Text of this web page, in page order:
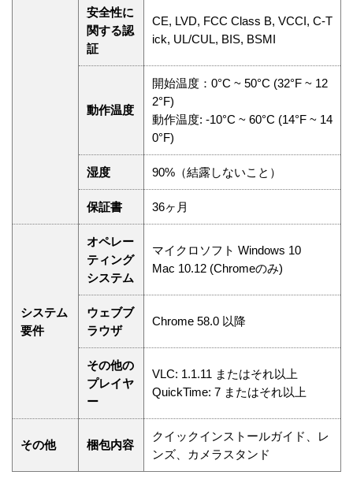
安全性に
関する認
証
CE, LVD, FCC Class B, VCCI, C-T
ick, UL/CUL, BIS, BSMI
動作温度
開始温度：0°C ~ 50°C (32°F ~ 12
2°F)
動作温度: -10°C ~ 60°C (14°F ~ 14
0°F)
湿度 90%（結露しないこと）
保証書 36ヶ月
システム
要件
オペレー
ティング
システム
マイクロソフト Windows 10
Mac 10.12 (Chromeのみ)
ウェブブ
ラウザ
Chrome 58.0 以降
その他の
プレイヤ
ー
VLC: 1.1.11 またはそれ以上
QuickTime: 7 またはそれ以上
その他 梱包内容
クイックインストールガイド、レ
ンズ、カメラスタンド